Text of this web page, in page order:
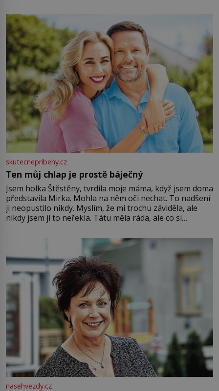
můžete obohatit své rituály a přinést do svého života
větší harmonii a klid. Je důležité
skutecnepribehy.cz
Ten můj chlap je prostě báječný
Jsem holka Štěstěny, tvrdila moje máma, když jsem doma
představila Mirka. Mohla na něm oči nechat. To nadšení
ji neopustilo nikdy. Myslím, že mi trochu záviděla, ale
nikdy jsem jí to neřekla. Tátu měla ráda, ale co si
Jsme spolu moc rádi Tehdy byla jiná doba, když
nasehvezdy.cz